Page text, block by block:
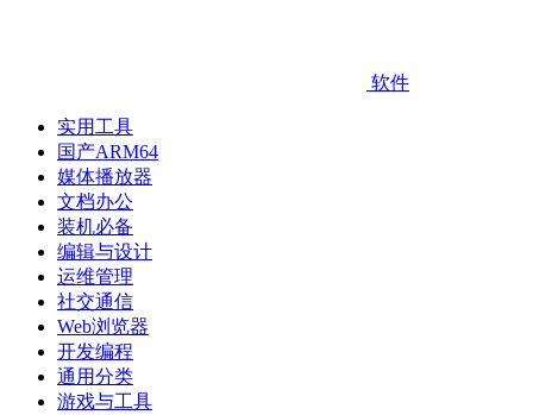
软件
实用工具
国产ARM64
媒体播放器
文档办公
装机必备
编辑与设计
运维管理
社交通信
Web浏览器
开发编程
通用分类
游戏与工具